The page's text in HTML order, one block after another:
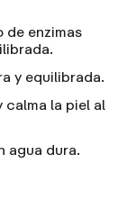
de enzimas
y equilibrada.
calma la piel al
agua dura.